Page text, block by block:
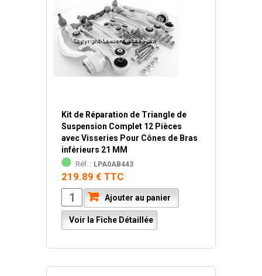
Kit de Réparation de Triangle de
Suspension Complet 12 Pièces
avec Visseries Pour Cônes de Bras
inférieurs 21 MM
Réf. : LPA0AB443
219.89 € TTC
Ajouter au panier
Voir la Fiche Détaillée